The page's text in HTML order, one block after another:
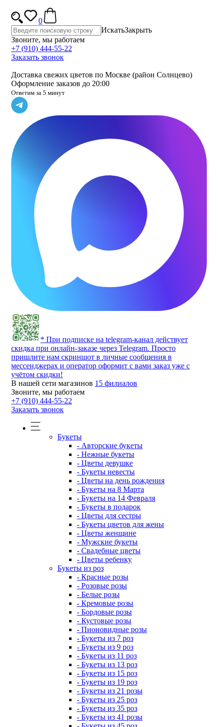
0
ИскатьЗакрыть
Звоните, мы работаем
+7 (910) 444-55-22
Заказать звонок
Доставка свежих цветов по Москве (район Солнцево)
Оформление заказов до 20:00
Ответим за 5 минут
* При подписке на telegram-канал действует
скидка при онлайн-заказе через Telegram. Просто
пришлите нам скриншот в личные сообщения в
мессенджерах и оператор оформит с вами заказ уже с
учётом скидки!
В нашей сети магазинов 15 филиалов
Звоните, мы работаем
+7 (910) 444-55-22
Заказать звонок
Букеты
- Авторские букеты
- Нежные букеты
- Цветы девушке
- Букеты невесты
- Цветы на день рождения
- Букеты на 8 Марта
- Букеты на 14 Февраля
- Букеты в подарок
- Цветы для сестры
- Букеты цветов для жены
- Цветы женщине
- Мужские букеты
- Свадебные цветы
- Цветы ребенку
Букеты из роз
- Красные розы
- Розовые розы
- Белые розы
- Кремовые розы
- Бордовые розы
- Кустовые розы
- Пионовидные розы
- Букеты из 7 роз
- Букеты из 9 роз
- Букеты из 11 роз
- Букеты из 13 роз
- Букеты из 15 роз
- Букеты из 19 роз
- Букеты из 21 розы
- Букеты из 25 роз
- Букеты из 35 роз
- Букеты из 41 розы